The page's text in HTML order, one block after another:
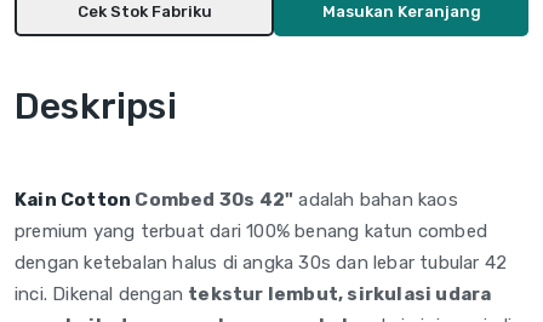
Cek Stok Fabriku Masukan Keranjang
Deskripsi
Kain Cotton Combed 30s 42" adalah bahan kaos
premium yang terbuat dari100% benang katun combed
denganketebalan halus di angka 30s danlebar tubular 42
inci. Dikenal dengan tekstur lembut, sirkulasi udara